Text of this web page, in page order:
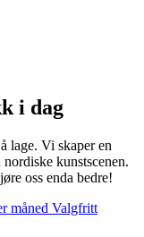
i dag
lage. Vi skaper en
kunstscenen.
oss enda bedre!
måned Valgfritt